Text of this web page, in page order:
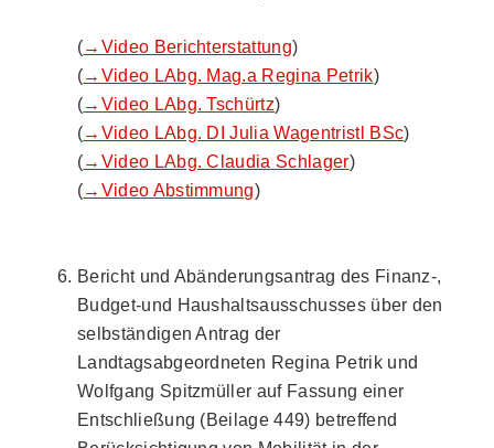
(→Video Berichterstattung)
(→Video LAbg. Mag.a Regina Petrik)
(→Video LAbg. Tschürtz)
(→Video LAbg. DI Julia Wagentristl BSc)
(→Video LAbg. Claudia Schlager)
(→Video Abstimmung)
Bericht und Abänderungsantrag des Finanz-,
Budget-und Haushaltsausschusses über den
selbständigen Antrag der
Landtagsabgeordneten Regina Petrik und
Wolfgang Spitzmüller auf Fassung einer
Entschließung (Beilage 449) betreffend